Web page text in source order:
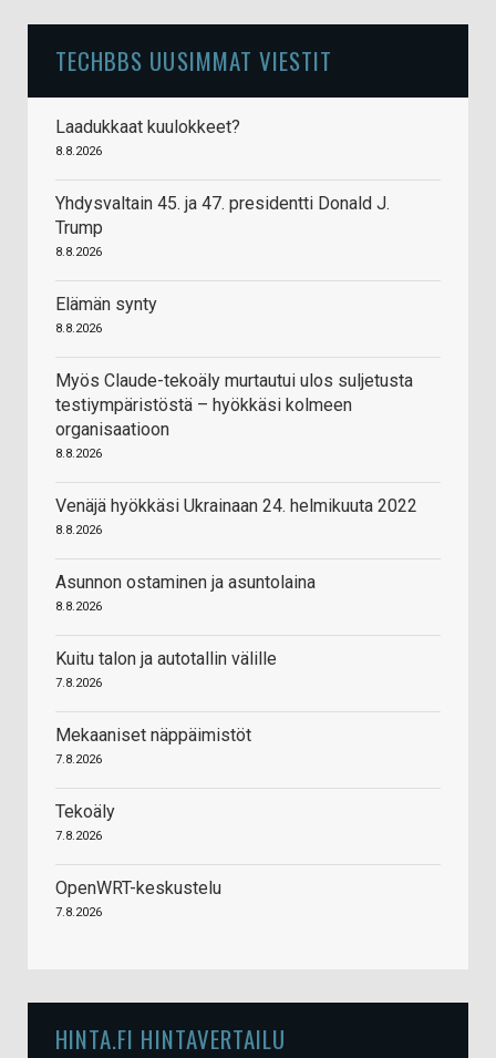
TECHBBS UUSIMMAT VIESTIT
Laadukkaat kuulokkeet?
8.8.2026
Yhdysvaltain 45. ja 47. presidentti Donald J.
Trump
8.8.2026
Elämän synty
8.8.2026
Myös Claude-tekoäly murtautui ulos suljetusta
testiympäristöstä – hyökkäsi kolmeen
organisaatioon
8.8.2026
Venäjä hyökkäsi Ukrainaan 24. helmikuuta 2022
8.8.2026
Asunnon ostaminen ja asuntolaina
8.8.2026
Kuitu talon ja autotallin välille
7.8.2026
Mekaaniset näppäimistöt
7.8.2026
Tekoäly
7.8.2026
OpenWRT-keskustelu
7.8.2026
HINTA.FI HINTAVERTAILU